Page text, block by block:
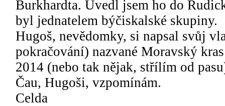
Burkhardta. Uvedl jsem ho do
byl jednatelem býčiskalské skupiny.
Hugoš, nevědomky, si napsal svůj
pokračování) nazvané Moravský
2014 (nebo tak nějak, střílím od
Čau, Hugoši, vzpomínám.
Celda